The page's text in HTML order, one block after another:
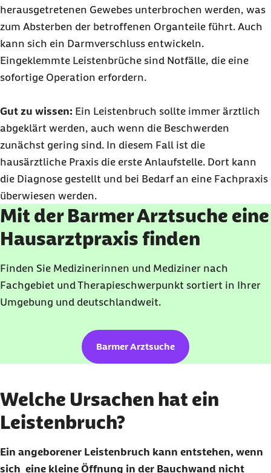
herausgetretenen Gewebes unterbrochen werden, was
zum Absterben der betroffenen Organteile führt. Auch
kann sich ein Darmverschluss entwickeln.
Eingeklemmte Leistenbrüche sind Notfälle, die eine
sofortige Operation erfordern.
Gut zu wissen: Ein Leistenbruch sollte immer ärztlich
abgeklärt werden, auch wenn die Beschwerden
zunächst gering sind. In diesem Fall ist die
hausärztliche Praxis die erste Anlaufstelle. Dort kann
die Diagnose gestellt und bei Bedarf an eine Fachpraxis
überwiesen werden.
Mit der Barmer Arztsuche eine
Hausarztpraxis finden
Finden Sie Medizinerinnen und Mediziner nach
Fachgebiet und Therapieschwerpunkt sortiert in Ihrer
Umgebung und deutschlandweit.
Barmer Arztsuche
Welche Ursachen hat ein
Leistenbruch?
Ein angeborener Leistenbruch kann entstehen, wenn
sich eine kleine Öffnung in der Bauchwand nicht